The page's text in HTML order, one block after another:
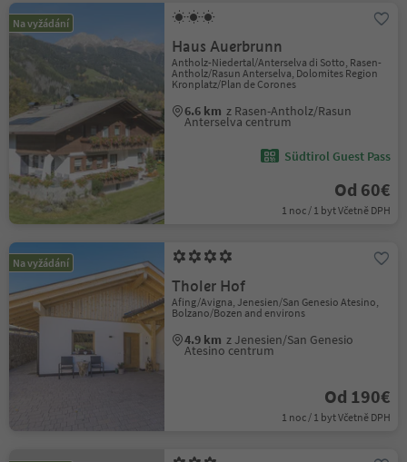
Na vyžádání
Haus Auerbrunn
Antholz-Niedertal/Anterselva di Sotto, Rasen-
Antholz/Rasun Anterselva, Dolomites Region
Kronplatz/Plan de Corones
6.6 km z Rasen-Antholz/Rasun
Anterselva centrum
Südtirol Guest Pass
Od 60€
1 noc / 1 byt Včetně DPH
Na vyžádání
Tholer Hof
Afing/Avigna, Jenesien/San Genesio Atesino,
Bolzano/Bozen and environs
4.9 km z Jenesien/San Genesio
Atesino centrum
Od 190€
1 noc / 1 byt Včetně DPH